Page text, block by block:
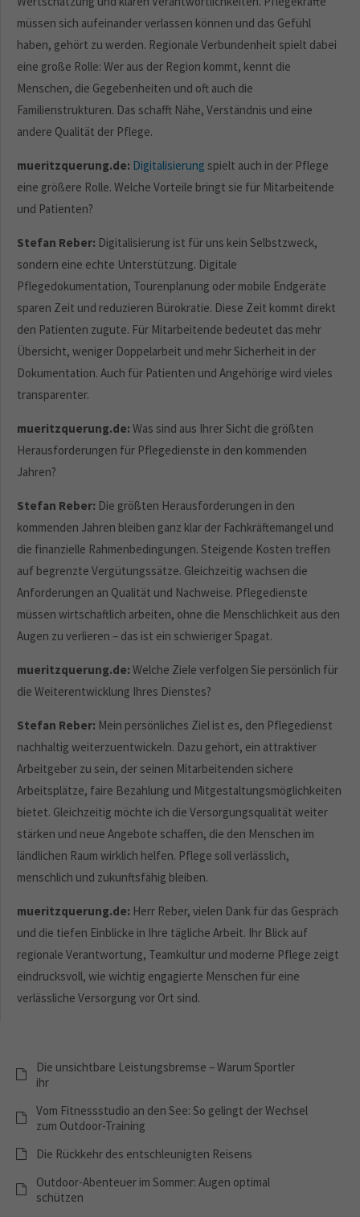
müssen sich aufeinander verlassen können und das Gefühl
haben, gehört zu werden. Regionale Verbundenheit spielt dabei
eine große Rolle: Wer aus der Region kommt, kennt die
Menschen, die Gegebenheiten und oft auch die
Familienstrukturen. Das schafft Nähe, Verständnis und eine
andere Qualität der Pflege.
mueritzquerung.de: Digitalisierung spielt auch in der Pflege
eine größere Rolle. Welche Vorteile bringt sie für Mitarbeitende
und Patienten?
Stefan Reber: Digitalisierung ist für uns kein Selbstzweck,
sondern eine echte Unterstützung. Digitale
Pflegedokumentation, Tourenplanung oder mobile Endgeräte
sparen Zeit und reduzieren Bürokratie. Diese Zeit kommt direkt
den Patienten zugute. Für Mitarbeitende bedeutet das mehr
Übersicht, weniger Doppelarbeit und mehr Sicherheit in der
Dokumentation. Auch für Patienten und Angehörige wird vieles
transparenter.
mueritzquerung.de: Was sind aus Ihrer Sicht die größten
Herausforderungen für Pflegedienste in den kommenden
Jahren?
Stefan Reber: Die größten Herausforderungen in den
kommenden Jahren bleiben ganz klar der Fachkräftemangel und
die finanzielle Rahmenbedingungen. Steigende Kosten treffen
auf begrenzte Vergütungssätze. Gleichzeitig wachsen die
Anforderungen an Qualität und Nachweise. Pflegedienste
müssen wirtschaftlich arbeiten, ohne die Menschlichkeit aus den
Augen zu verlieren – das ist ein schwieriger Spagat.
mueritzquerung.de: Welche Ziele verfolgen Sie persönlich für
die Weiterentwicklung Ihres Dienstes?
Stefan Reber: Mein persönliches Ziel ist es, den Pflegedienst
nachhaltig weiterzuentwickeln. Dazu gehört, ein attraktiver
Arbeitgeber zu sein, der seinen Mitarbeitenden sichere
Arbeitsplätze, faire Bezahlung und Mitgestaltungsmöglichkeiten
bietet. Gleichzeitig möchte ich die Versorgungsqualität weiter
stärken und neue Angebote schaffen, die den Menschen im
ländlichen Raum wirklich helfen. Pflege soll verlässlich,
menschlich und zukunftsfähig bleiben.
mueritzquerung.de: Herr Reber, vielen Dank für das Gespräch
und die tiefen Einblicke in Ihre tägliche Arbeit. Ihr Blick auf
regionale Verantwortung, Teamkultur und moderne Pflege zeigt
eindrucksvoll, wie wichtig engagierte Menschen für eine
verlässliche Versorgung vor Ort sind.
Die unsichtbare Leistungsbremse – Warum Sportler
ihr
Vom Fitnessstudio an den See: So gelingt der Wechsel
zum Outdoor-Training
Die Rückkehr des entschleunigten Reisens
Outdoor-Abenteuer im Sommer: Augen optimal
schützen